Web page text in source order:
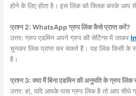
होने के लिए होता है। इस लिंक को क्लिक करके आप
प्रश्न 2: WhatsApp ग्रुप लिंक कैसे प्राप्त करें?
उत्तर: ग्रुप एडमिन अपने ग्रुप की सेटिंग्स में जाकर
चुनकर लिंक प्राप्त कर सकते हैं। यह लिंक किसी के
है।
प्रश्न 3: क्या मैं बिना एडमिन की अनुमति के ग्रुप
उत्तर: हां, यदि आपके पास ग्रुप लिंक है तो आप सीधे